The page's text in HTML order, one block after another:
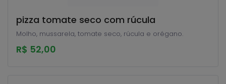
pizza tomate seco com rúcula
Molho, mussarela, tomate seco, rúcula e orégano.
R$ 52,00